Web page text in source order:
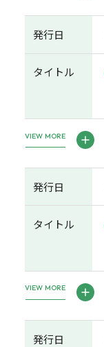
発行日
タイトル
VIEW MORE
発行日
タイトル
VIEW MORE
発行日